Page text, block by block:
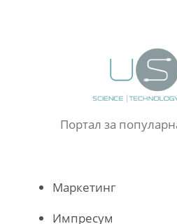
Портал за
Маркетинг
Импресум